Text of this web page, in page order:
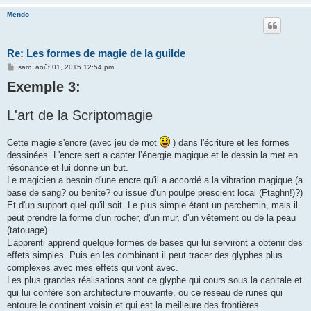
Mendo
Re: Les formes de magie de la guilde
M
s
s
e
sam. août 01, 2015 12:54 pm
Exemple 3:
L'art de la Scriptomagie
Cette magie s'encre (avec jeu de mot
) dans l'écriture et les formes
dessinées. L'encre sert a capter l’énergie magique et le dessin la met en
résonance et lui donne un but.
Le magicien a besoin d'une encre qu'il a accordé a la vibration magique (a
base de sang? ou benite? ou issue d'un poulpe prescient local (Ftaghn!)?)
Et d'un support quel qu'il soit. Le plus simple étant un parchemin, mais il
peut prendre la forme d'un rocher, d'un mur, d'un vêtement ou de la peau
(tatouage).
L’apprenti apprend quelque formes de bases qui lui serviront a obtenir des
effets simples. Puis en les combinant il peut tracer des glyphes plus
complexes avec mes effets qui vont avec.
Les plus grandes réalisations sont ce glyphe qui cours sous la capitale et
qui lui confère son architecture mouvante, ou ce reseau de runes qui
entoure le continent voisin et qui est la meilleure des frontières.